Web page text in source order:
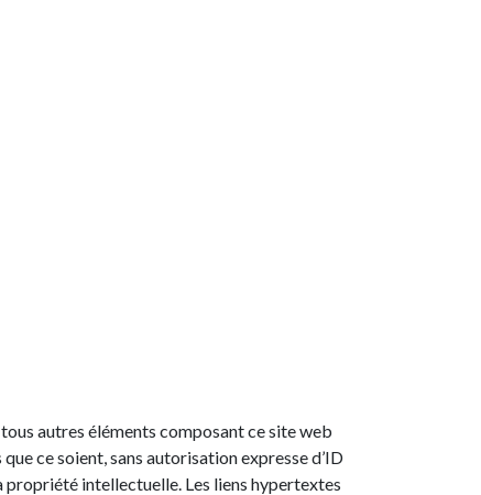
autres éléments composant ce site web
ce soient, sans autorisation expresse d’ID
intellectuelle. Les liens hypertextes